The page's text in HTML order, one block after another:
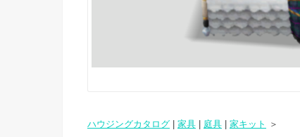
ハウジングカタログ | 家具 | 庭具 | 家キット
＞